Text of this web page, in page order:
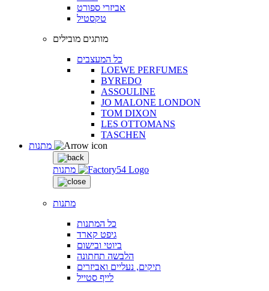
אביזרי ספורט
טקסטיל
מותגים מובילים
כל המעצבים
LOEWE PERFUMES
BYREDO
ASSOULINE
JO MALONE LONDON
TOM DIXON
LES OTTOMANS
TASCHEN
מתנות
מתנות
כל המתנות
גיפט קארד
ביוטי ובישום
הלבשה תחתונה
תיקים, נעליים ואביזרים
לייף סטייל